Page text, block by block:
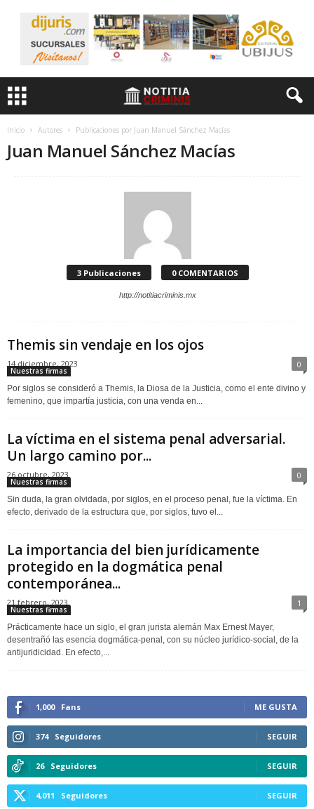
Inicio Autores Publicaciones por Juan Manuel Sánchez Macías
Juan Manuel Sánchez Macías
3 Publicaciones 0 COMENTARIOS
http://notitiacriminis.mx
Themis sin vendaje en los ojos
14 diciembre, 2023 0
Nuestras firmas
Por siglos se consideró a Themis, la Diosa de la Justicia, como el ente divino y
femenino, que impartía justicia, con una venda en...
La víctima en el sistema penal adversarial.
Un largo camino por...
26 octubre, 2023 0
Nuestras firmas
Sin duda, la gran olvidada, por siglos, en el proceso penal, fue la víctima. En
efecto, derivado de la estructura que, por siglos, tuvo el...
La importancia del bien jurídicamente
protegido en la dogmática penal
contemporánea...
21 febrero, 2023 1
Nuestras firmas
Prácticamente hace un siglo, el gran jurista alemán Max Ernest Mayer,
desentrañó las esencia dogmática-penal, con su núcleo jurídico-social, de la
antijuridicidad. En efecto,...
1,000 Fans ME GUSTA
374 Seguidores SEGUIR
26 Seguidores SEGUIR
4,011 Seguidores SEGUIR